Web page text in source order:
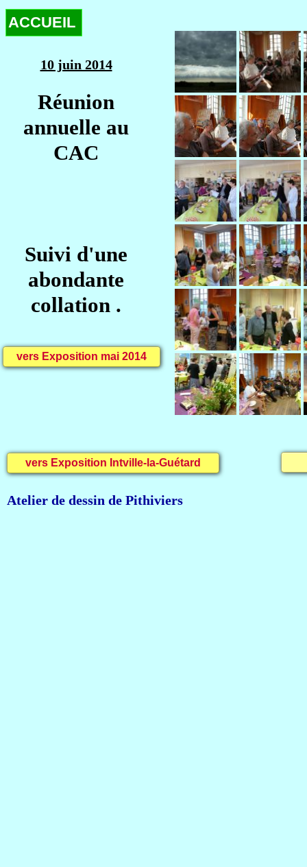
ACCUEIL
Atelier de dessin de Pithiviers
vers Exposition Intville-la-Guétard
vers Exposition mai 2014
10 juin 2014
Réunion
annuelle au
CAC
Suivi d'une
abondante
collation .